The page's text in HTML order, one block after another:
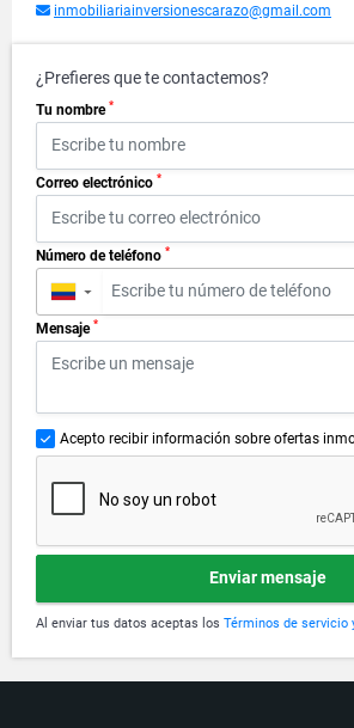
inmobiliariainversionescarazo@gmail.com
¿Prefieres que te contactemos?
Tu nombre *
Correo electrónico *
Número de teléfono *
▼
Mensaje *
Acepto recibir información sobre ofertas
Enviar mensaje
Al enviar tus datos aceptas los Términos de servicio